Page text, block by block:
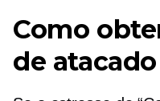
Como
de atacado